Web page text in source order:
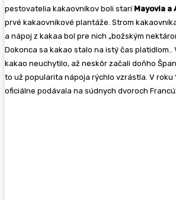
pestovatelia kakaovníkov boli starí Mayovia a
prvé kakaovníkové plantáže. Strom
a nápoj z kakaa bol pre nich „božským
Dokonca sa kakao stalo na istý čas platidlom..
kakao neuchytilo, až neskôr začali doňho
to už popularita nápoja rýchlo vzrástla. V roku
oficiálne podávala na súdnych dvoroch